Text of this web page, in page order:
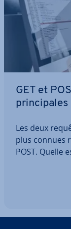
GET et
prin­ci­pales
Les deux
plus connues
POST. Quelle